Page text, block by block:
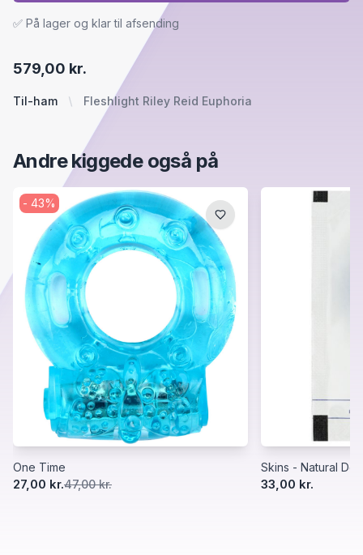
Til-ham Fleshlight Riley Reid Euphoria
579,00 kr.
✅ På lager og klar til afsending
Andre kiggede også på
- 43%
One Time
27,00 kr.47,00 kr.
Skins - Natural
33,00 kr.